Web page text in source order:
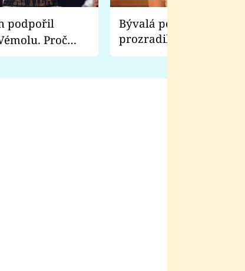
Proč
s ním než
Bývalá pornoherečka
prozradila, co ji
natáčení Euforie.